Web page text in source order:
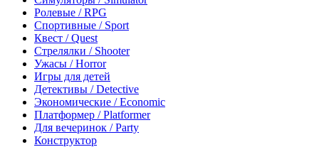
Ролевые / RPG
Спортивные / Sport
Квест / Quest
Стрелялки / Shooter
Ужасы / Horror
Игры для детей
Детективы / Detective
Экономические / Economic
Платформер / Platformer
Для вечеринок / Party
Конструктор